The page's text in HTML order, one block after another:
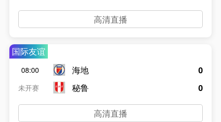
高清直播
国际友谊
08:00
未开赛
海地
秘鲁
0
0
高清直播